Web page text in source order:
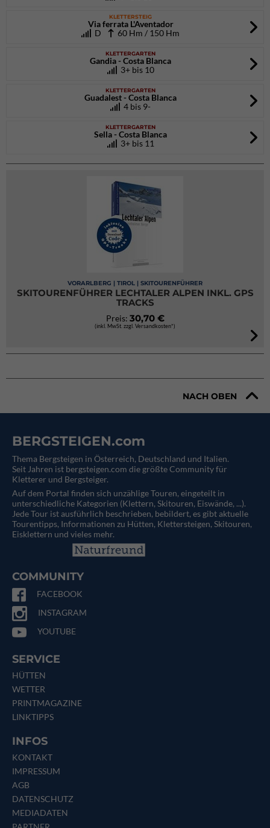
KLETTERSTEIG
Via ferrata L'Aventador
D
60 Hm / 150 Hm
KLETTERGARTEN
Gandia - Costa Blanca
3+ bis 10
KLETTERGARTEN
Guadalest - Costa Blanca
4 bis 9-
KLETTERGARTEN
Sella - Costa Blanca
3+ bis 11
VORARLBERG | TIROL | SKITOURENFÜHRER
SKITOURENFÜHRER LECHTALER ALPEN INKL. GPS
TRACKS
Preis: 30,70 €
(inkl. MwSt. zzgl. Versandkosten*)
NACH OBEN
BERGSTEIGEN.com
Thema Bergsteigen in Österreich, Deutschland und Italien.
Seit Jahren ist bergsteigen.com die größte Community für
Kletterer und Bergsteiger.
Auf dem Portal finden sich unzählige Touren, eingeteilt in
unterschiedliche Kategorien (Klettern, Skitouren, Eiswände, ...).
Jede Tour ist ausführlich beschrieben, bebildert, es gibt aktuelle
Tourentipps, Informationen zu Hütten, Klettersteigen, Skitouren,
Eisklettern und vieles mehr.
COMMUNITY
FACEBOOK
INSTAGRAM
YOUTUBE
SERVICE
HÜTTEN
WETTER
PRINTMAGAZINE
LINKTIPPS
INFOS
KONTAKT
IMPRESSUM
AGB
DATENSCHUTZ
MEDIADATEN